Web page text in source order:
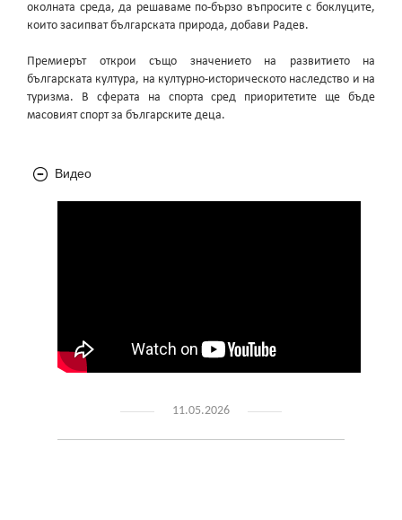
околната среда, да решаваме по-бързо въпросите с боклуците,
които засипват българската природа, добави Радев.
Премиерът открои също значението на развитието на
българската култура, на културно-историческото наследство и на
туризма. В сферата на спорта сред приоритетите ще бъде
масовият спорт за българските деца.
Видео
11.05.2026